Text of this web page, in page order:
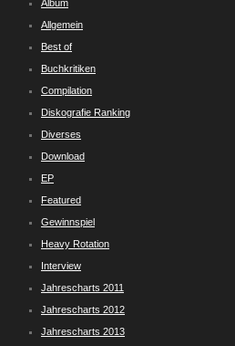
Album
Allgemein
Best of
Buchkritiken
Compilation
Diskografie Ranking
Diverses
Download
EP
Featured
Gewinnspiel
Heavy Rotation
Interview
Jahrescharts 2011
Jahrescharts 2012
Jahrescharts 2013